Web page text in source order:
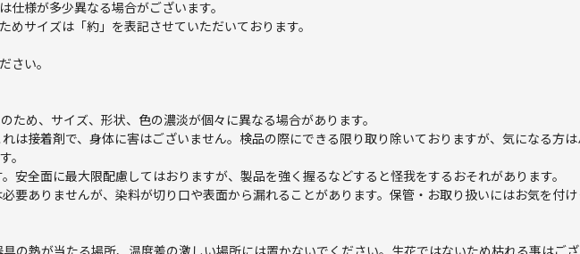
様が多少異なる場合がございます。
サイズは「約」を表記させていただいております。
さい。
ため、サイズ、形状、色の濃淡が個々に異なる場合があります。
は接着剤で、身体に害はございません。検品の際にできる限り取り除いておりますが、気になる方
。
安全面に最大限配慮してはおりますが、製品を強く握るなどすると怪我をするおそれがあります。
要ありませんが、染料が切り口や表面から漏れることがあります。保管・お取り扱いにはお気を付け
の熱が当たる場所、温度差の激しい場所には置かないでください。生花ではないため枯れる事はご